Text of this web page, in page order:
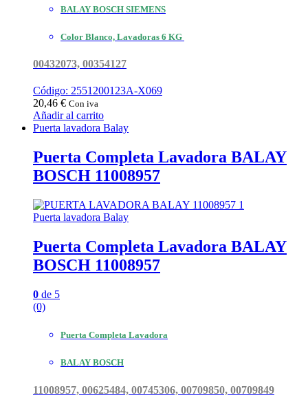
BALAY BOSCH SIEMENS
Color Blanco, Lavadoras 6 KG
00432073, 00354127
Código: 2551200123A-X069
20,46 € Con iva
Añadir al carrito
Puerta lavadora Balay
Puerta Completa Lavadora BALAY
BOSCH 11008957
Puerta lavadora Balay
Puerta Completa Lavadora BALAY
BOSCH 11008957
0 de 5
(0)
Puerta Completa Lavadora
BALAY BOSCH
11008957, 00625484, 00745306, 00709850, 00709849